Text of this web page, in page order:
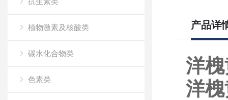
植物激素及核酸类
碳水化合物类
色素类
产品详
洋
洋